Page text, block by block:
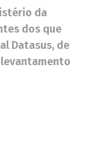
da
dos que
Datasus, de